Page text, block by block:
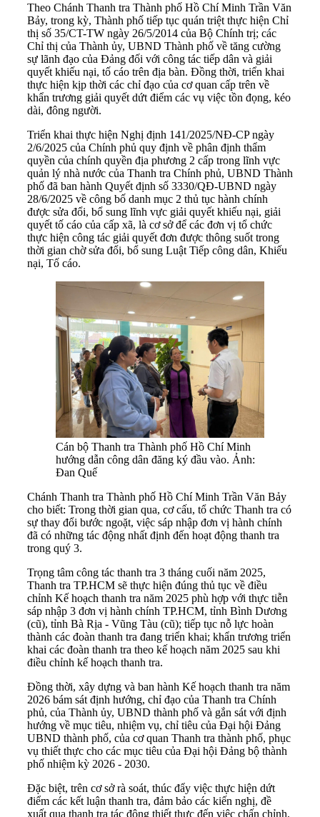
Theo Chánh Thanh tra Thành phố Hồ Chí Minh Trần Văn
Bảy, trong kỳ, Thành phố tiếp tục quán triệt thực hiện Chỉ
thị số 35/CT-TW ngày 26/5/2014 của Bộ Chính trị; các
Chỉ thị của Thành ủy, UBND Thành phố về tăng cường
sự lãnh đạo của Đảng đối với công tác tiếp dân và giải
quyết khiếu nại, tố cáo trên địa bàn. Đồng thời, triển khai
thực hiện kịp thời các chỉ đạo của cơ quan cấp trên về
khẩn trương giải quyết dứt điểm các vụ việc tồn đọng, kéo
dài, đông người.
Triển khai thực hiện Nghị định 141/2025/NĐ-CP ngày
2/6/2025 của Chính phủ quy định về phân định thẩm
quyền của chính quyền địa phương 2 cấp trong lĩnh vực
quản lý nhà nước của Thanh tra Chính phủ, UBND Thành
phố đã ban hành Quyết định số 3330/QĐ-UBND ngày
28/6/2025 về công bố danh mục 2 thủ tục hành chính
được sửa đổi, bổ sung lĩnh vực giải quyết khiếu nại, giải
quyết tố cáo của cấp xã, là cơ sở để các đơn vị tổ chức
thực hiện công tác giải quyết đơn được thông suốt trong
thời gian chờ sửa đổi, bổ sung Luật Tiếp công dân, Khiếu
nại, Tố cáo.
Cán bộ Thanh tra Thành phố Hồ Chí Minh
hướng dẫn công dân đăng ký đầu vào. Ảnh:
Đan Quế
Chánh Thanh tra Thành phố Hồ Chí Minh Trần Văn Bảy
cho biết: Trong thời gian qua, cơ cấu, tổ chức Thanh tra có
sự thay đổi bước ngoặt, việc sáp nhập đơn vị hành chính
đã có những tác động nhất định đến hoạt động thanh tra
trong quý 3.
Trọng tâm công tác thanh tra 3 tháng cuối năm 2025,
Thanh tra TP.HCM sẽ thực hiện đúng thủ tục về điều
chỉnh Kế hoạch thanh tra năm 2025 phù hợp với thực tiễn
sáp nhập 3 đơn vị hành chính TP.HCM, tỉnh Bình Dương
(cũ), tỉnh Bà Rịa - Vũng Tàu (cũ); tiếp tục nỗ lực hoàn
thành các đoàn thanh tra đang triển khai; khẩn trương triển
khai các đoàn thanh tra theo kế hoạch năm 2025 sau khi
điều chỉnh kế hoạch thanh tra.
Đồng thời, xây dựng và ban hành Kế hoạch thanh tra năm
2026 bám sát định hướng, chỉ đạo của Thanh tra Chính
phủ, của Thành ủy, UBND thành phố và gắn sát với định
hướng về mục tiêu, nhiệm vụ, chỉ tiêu của Đại hội Đảng
UBND thành phố, của cơ quan Thanh tra thành phố, phục
vụ thiết thực cho các mục tiêu của Đại hội Đảng bộ thành
phố nhiệm kỳ 2026 - 2030.
Đặc biệt, trên cơ sở rà soát, thúc đẩy việc thực hiện dứt
điểm các kết luận thanh tra, đảm bảo các kiến nghị, đề
xuất qua thanh tra tác động thiết thực đến việc chấn chỉnh,